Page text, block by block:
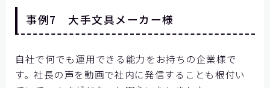
事例7 大手文具メーカー様
自社で何でも運用できる能力をお持ちの企業様で
す。社長の声を動画で社内に発信することも根付い